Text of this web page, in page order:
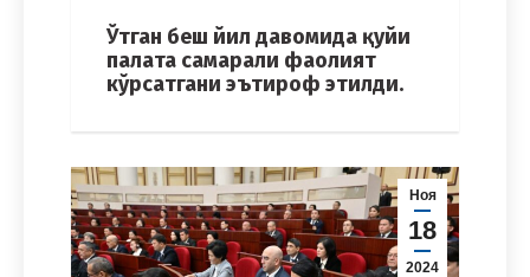
Ўтган беш йил давомида қуйи
палата самарали фаолият
кўрсатгани эътироф этилди.
Ноя
18
2024